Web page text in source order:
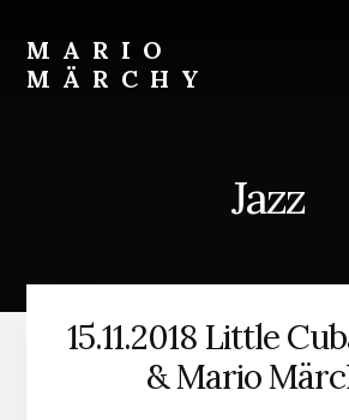
content
MARIO
MÄRCHY
Jazz
15.11.2018 Little
& Mario